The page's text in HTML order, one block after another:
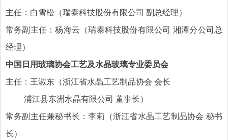
主任：白雪松（瑞泰科技股份有限公司 副总经理）
常务副主任：杨海云（瑞泰科技股份有限公司 湘潭分公司总
经理）
中国日用玻璃协会工艺及水晶玻璃专业委员会
主任：王淑东（浙江省水晶工艺制品协会 会长
浦江县东洲水晶有限公司 董事长）
常务副主任兼秘书长：李莉（浙江省水晶工艺制品协会 秘书
长）